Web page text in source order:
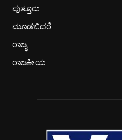
ಪುತ್ತೂರು
ಮೂಡಬಿದರೆ
ರಾಜ್ಯ
ರಾಜಕೀಯ